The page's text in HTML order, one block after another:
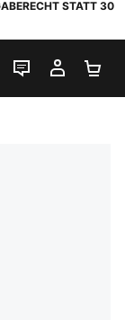
STATT 30
LIVE-CHAT
MEIN